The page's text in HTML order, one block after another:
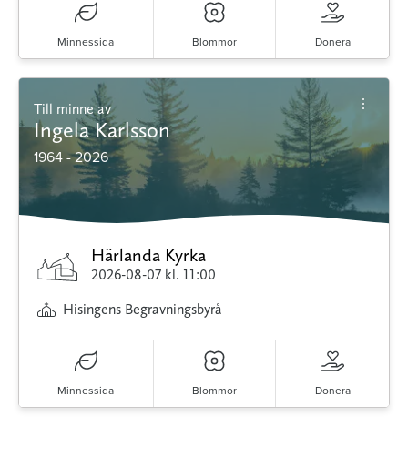
Minnessida Blommor Donera
Till minne av
Ingela Karlsson
1964 - 2026
Härlanda Kyrka
2026-08-07 kl. 11:00
Hisingens Begravningsbyrå
Minnessida Blommor Donera